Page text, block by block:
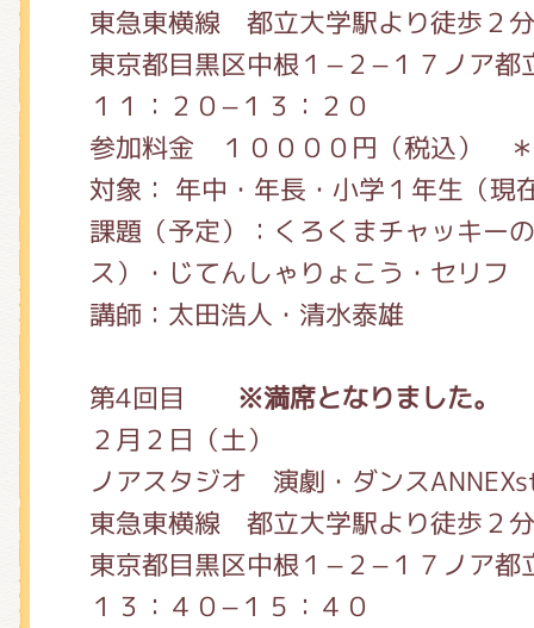
東急東横線 都立大学駅より徒歩２分
東京都目黒区中根１−２−１７ノア都
１１：２０−１３：２０
参加料金 １００００円（税込）
対象： 年中・年長・小学１年生（現
課題（予定）：くろくまチャッキー
ス）・じてんしゃりょこう・セリフ
講師：太田浩人・清水泰雄
第4回目 ※満席となりました。
２月２日（土）
ノアスタジオ 演劇・ダンス
東急東横線 都立大学駅より徒歩２分
東京都目黒区中根１−２−１７ノア都
１３：４０−１５：４０